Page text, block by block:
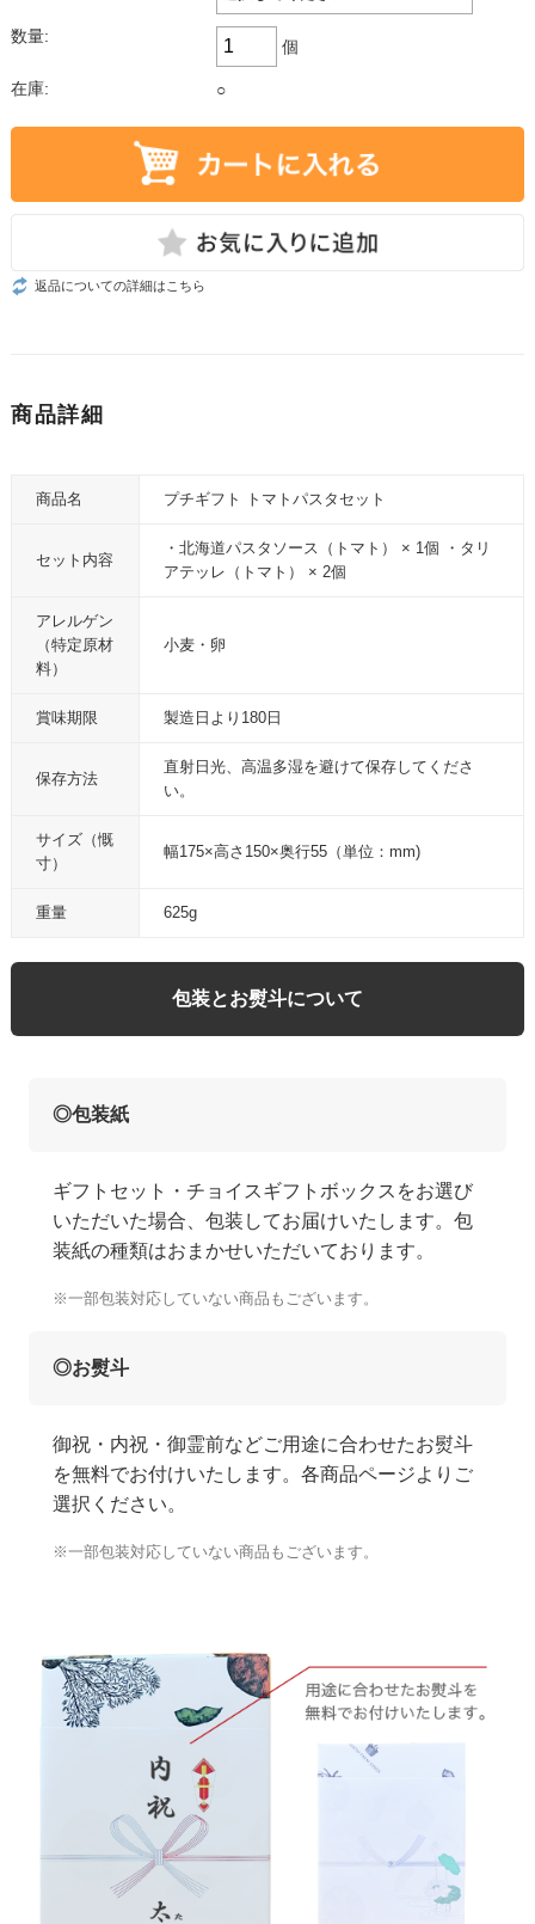
数量:
個
在庫: ○
返品についての詳細はこちら
商品詳細
商品名 プチギフト トマトパスタセット
セット内容
・北海道パスタソース（トマト） × 1個 ・タリ
アテッレ（トマト） × 2個
アレルゲン
（特定原材
料）
小麦・卵
賞味期限 製造日より180日
保存方法
直射日光、高温多湿を避けて保存してくださ
い。
サイズ（慨
寸）
幅175×高さ150×奥行55（単位：mm)
重量 625g
包装とお熨斗について
◎包装紙
ギフトセット・チョイスギフトボックスをお選び
いただいた場合、包装してお届けいたします。包
装紙の種類はおまかせいただいております。
※一部包装対応していない商品もございます。
◎お熨斗
御祝・内祝・御霊前などご用途に合わせたお熨斗
を無料でお付けいたします。各商品ページよりご
選択ください。
※一部包装対応していない商品もございます。